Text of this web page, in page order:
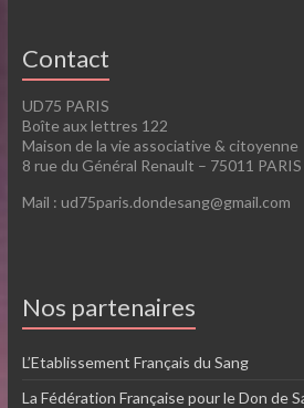
Contact
UD75 PARIS
Boîte aux lettres 122
Maison de la vie associative & citoyenne
8 rue du Général Renault – 75011 PARIS
Mail : ud75paris.dondesang@gmail.com
Nos partenaires
L’Etablissement Français du Sang
La Fédération Française pour le Don de